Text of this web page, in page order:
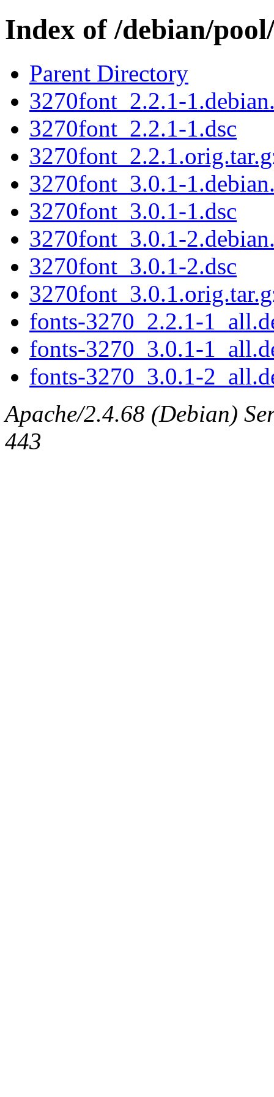
Index of /debian/
Parent Directory
3270font_2.2.1-
3270font_2.2.1-1.dsc
3270font_3.0.1-
3270font_3.0.1-1.dsc
3270font_3.0.1-
3270font_3.0.1-2.dsc
fonts-3270_2.2.1-
fonts-3270_3.0.1-
fonts-3270_3.0.1-
Apache/2.4.68 (Debian)
443